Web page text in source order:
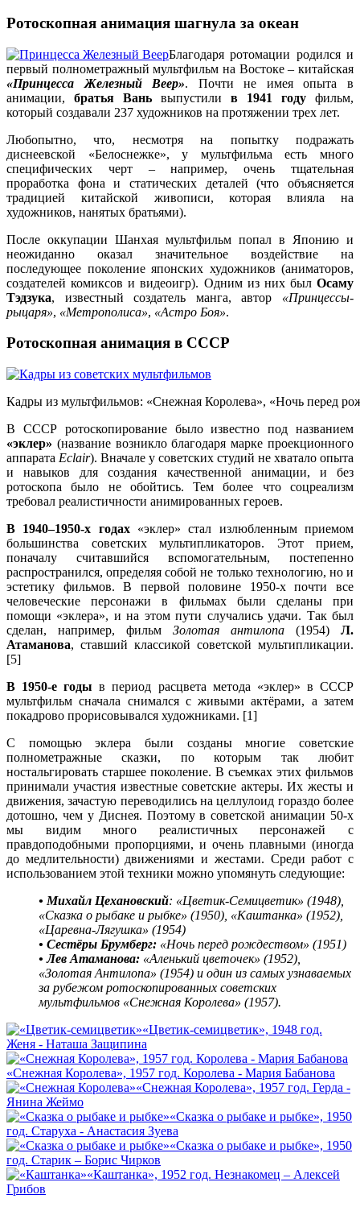
Ротоскопная анимация шагнула за океан
Благодаря ротомации родился и
первый полнометражный мультфильм на Востоке – китайская
«Принцесса Железный Веер». Почти не имея опыта в
анимации, братья Вань выпустили в 1941 году фильм,
который создавали 237 художников на протяжении трех лет.
Любопытно, что, несмотря на попытку подражать
диснеевской «Белоснежке», у мультфильма есть много
специфических черт – например, очень тщательная
проработка фона и статических деталей (что объясняется
традицией китайской живописи, которая влияла на
художников, нанятых братьями).
После оккупации Шанхая мультфильм попал в Японию и
неожиданно оказал значительное воздействие на
последующее поколение японских художников (аниматоров,
создателей комиксов и видеоигр). Одним из них был Осаму
Тэдзука, известный создатель манга, автор «Принцессы-
рыцаря», «Метрополиса», «Астро Боя».
Ротоскопная анимация в СССР
Кадры из мультфильмов: «Снежная Королева», «Ночь перед
В СССР ротоскопирование было известно под названием
«эклер» (название возникло благодаря марке проекционного
аппарата Eclair). Вначале у советских студий не хватало опыта
и навыков для создания качественной анимации, и без
ротоскопа было не обойтись. Тем более что соцреализм
требовал реалистичности анимированных героев.
В 1940–1950-х годах«эклер» стал излюбленным приемом
большинства советских мультипликаторов. Этот прием,
поначалу считавшийся вспомогательным, постепенно
распространился, определяя собой не только технологию, но и
эстетику фильмов. В первой половине 1950-х почти все
человеческие персонажи в фильмах были сделаны при
помощи «эклера», и на этом пути случались удачи. Так был
сделан, например, фильм Золотая антилопа (1954) Л.
Атаманова, ставший классикой советской мультипликации.
[5]
В 1950-е годы в период расцвета метода «эклер» в СССР
мультфильм сначала снимался с живыми актёрами, а затем
покадрово прорисовывался художниками. [1]
С помощью эклера были созданы многие советские
полнометражные сказки, по которым так любит
ностальгировать старшее поколение. В съемках этих фильмов
принимали участия известные советские актеры. Их жесты и
движения, зачастую переводились на целлулоид гораздо более
дотошно, чем у Диснея. Поэтому в советской анимации 50-х
мы видим много реалистичных персонажей с
правдоподобными пропорциями, и очень плавными (иногда
до медлительности) движениями и жестами. Среди работ с
использованием этой техники можно упомянуть следующие:
• Михайл Цехановский: «Цветик-Семицветик» (1948),
«Сказка о рыбаке и рыбке» (1950), «Каштанка» (1952),
«Царевна-Лягушка» (1954)
• Сестёры Брумберг: «Ночь перед рождеством» (1951)
• Лев Атаманова: «Аленький цветочек» (1952),
«Золотая Антилопа» (1954) и один из самых узнаваемых
за рубежом ротоскопированных советских
мультфильмов «Снежная Королева» (1957).
«Цветик-cемицветик», 1948 год.
Женя - Наташа Защипина
«Снежная Королева», 1957 год. Королева - Мария Бабанова
«Снежная Королева», 1957 год. Герда -
Янина Жеймо
«Сказка о рыбаке и рыбке», 1950
год. Старуха - Анастасия Зуева
«Сказка о рыбаке и рыбке», 1950
год. Старик – Борис Чирков
«Каштанка», 1952 год. Незнакомец – Алексей
Грибов